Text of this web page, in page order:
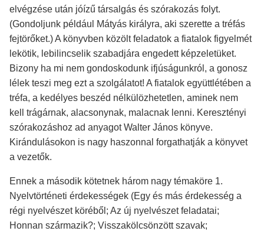
elvégzése után jóízű társalgás és szórakozás folyt.
(Gondoljunk például Mátyás királyra, aki szerette a tréfás
fejtörőket.) A könyvben közölt feladatok a fiatalok figyelmét
lekötik, lebilincselik szabadjára engedett képzeletüket.
Bizony ha mi nem gondoskodunk ifjúságunkról, a gonosz
lélek teszi meg ezt a szolgálatot! A fiatalok együttlétében a
tréfa, a kedélyes beszéd nélkülözhetetlen, aminek nem
kell trágárnak, alacsonynak, malacnak lenni. Keresztényi
szórakozáshoz ad anyagot Walter János könyve.
Kirándulásokon is nagy haszonnal forgathatják a könyvet
a vezetők.
Ennek a második kötetnek három nagy témaköre 1.
Nyelvtörténeti érdekességek (Egy és más érdekesség a
régi nyelvészet köréből; Az új nyelvészet feladatai;
Honnan származik?; Visszakölcsönzött szavak;